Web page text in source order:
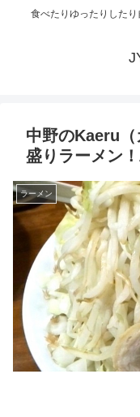
食べたりゆったりした
中野のKaeru
盛りラーメン
ラーメン